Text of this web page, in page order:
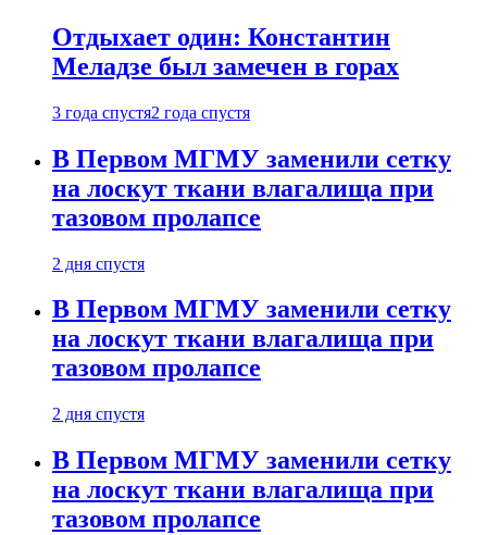
Отдыхает один: Константин
Меладзе был замечен в горах
3 года спустя2 года спустя
В Первом МГМУ заменили сетку
на лоскут ткани влагалища при
тазовом пролапсе
2 дня спустя
В Первом МГМУ заменили сетку
на лоскут ткани влагалища при
тазовом пролапсе
2 дня спустя
В Первом МГМУ заменили сетку
на лоскут ткани влагалища при
тазовом пролапсе